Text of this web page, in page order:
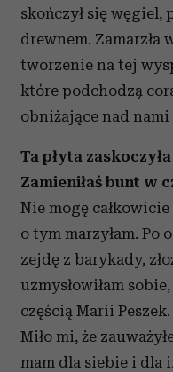
skończył się
drewnem. Zamarzła
tworzenie na tej
które podchodzą
obniżające nad
Ta płyta
Zamieniłaś bunt w
Nie mogę
o tym marzyłam. Po
zejdę z barykady,
uzmysłowiłam
częścią Marii
Miło mi, że
mam dla siebie i dla